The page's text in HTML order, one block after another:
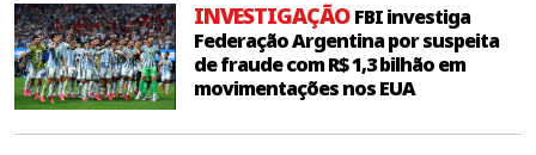
INVESTIGAÇÃOFBI investiga
Federação Argentina por suspeita
de fraude com R$ 1,3 bilhão em
movimentações nos EUA